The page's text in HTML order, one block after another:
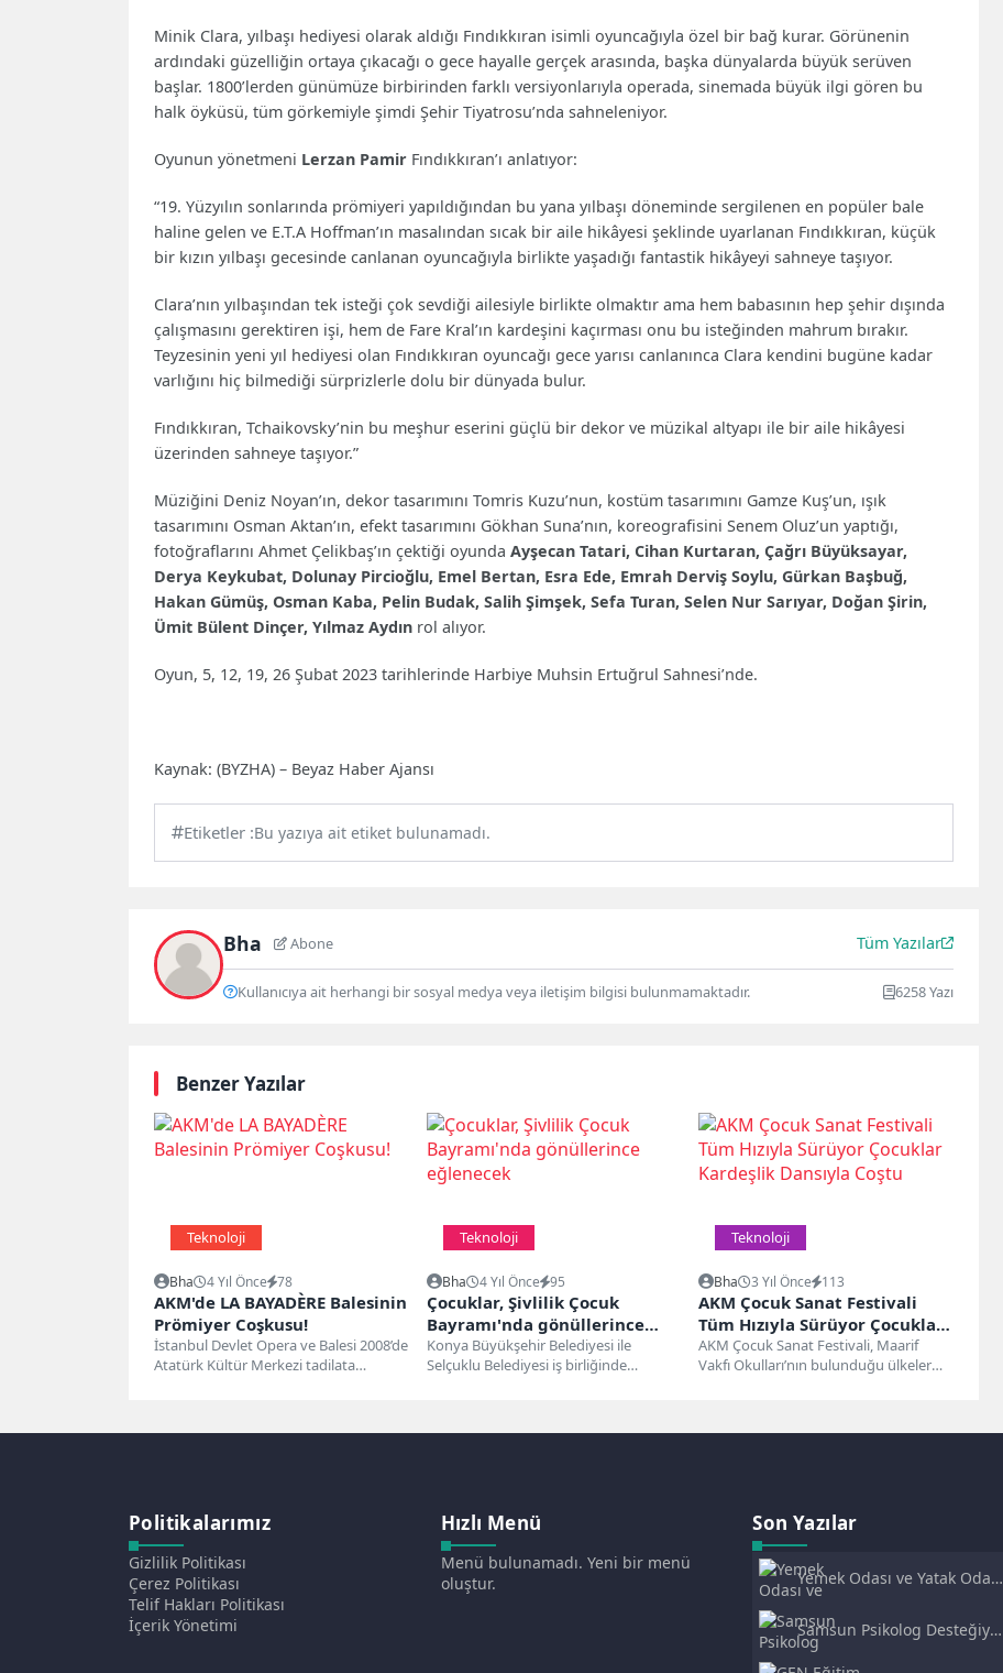
Minik Clara, yılbaşı hediyesi olarak aldığı Fındıkkıran isimli oyuncağıyla özel bir bağ kurar. Görünenin
ardındaki güzelliğin ortaya çıkacağı o gece hayalle gerçek arasında, başka dünyalarda büyük serüven
başlar. 1800’lerden günümüze birbirinden farklı versiyonlarıyla operada, sinemada büyük ilgi gören bu
halk öyküsü, tüm görkemiyle şimdi Şehir Tiyatrosu’nda sahneleniyor.
Oyunun yönetmeni Lerzan Pamir Fındıkkıran’ı anlatıyor:
“19. Yüzyılın sonlarında prömiyeri yapıldığından bu yana yılbaşı döneminde sergilenen en popüler bale
haline gelen ve E.T.A Hoffman’ın masalından sıcak bir aile hikâyesi şeklinde uyarlanan Fındıkkıran, küçük
bir kızın yılbaşı gecesinde canlanan oyuncağıyla birlikte yaşadığı fantastik hikâyeyi sahneye taşıyor.
Clara’nın yılbaşından tek isteği çok sevdiği ailesiyle birlikte olmaktır ama hem babasının hep şehir dışında
çalışmasını gerektiren işi, hem de Fare Kral’ın kardeşini kaçırması onu bu isteğinden mahrum bırakır.
Teyzesinin yeni yıl hediyesi olan Fındıkkıran oyuncağı gece yarısı canlanınca Clara kendini bugüne kadar
varlığını hiç bilmediği sürprizlerle dolu bir dünyada bulur.
Fındıkkıran, Tchaikovsky’nin bu meşhur eserini güçlü bir dekor ve müzikal altyapı ile bir aile hikâyesi
üzerinden sahneye taşıyor.”
Müziğini Deniz Noyan’ın, dekor tasarımını Tomris Kuzu’nun, kostüm tasarımını Gamze Kuş’un, ışık
tasarımını Osman Aktan’ın, efekt tasarımını Gökhan Suna’nın, koreografisini Senem Oluz’un yaptığı,
fotoğraflarını Ahmet Çelikbaş’ın çektiği oyundaAyşecan Tatari, Cihan Kurtaran, Çağrı Büyüksayar,
Derya Keykubat, Dolunay Pircioğlu, Emel Bertan, Esra Ede, Emrah Derviş Soylu, Gürkan Başbuğ,
Hakan Gümüş, Osman Kaba, Pelin Budak, Salih Şimşek, Sefa Turan, Selen Nur Sarıyar, Doğan Şirin,
Ümit Bülent Dinçer, Yılmaz Aydın rol alıyor.
Oyun, 5, 12, 19, 26 Şubat 2023 tarihlerinde Harbiye Muhsin Ertuğrul Sahnesi’nde.
Kaynak: (BYZHA) – Beyaz Haber Ajansı
Etiketler :Bu yazıya ait etiket bulunamadı.
Bha Abone Tüm Yazılar
Kullanıcıya ait herhangi bir sosyal medya veya iletişim bilgisi bulunmamaktadır. 6258 Yazı
Benzer Yazılar
Teknoloji
Bha 4 Yıl Önce 78
AKM'de LA BAYADÈRE Balesinin
Prömiyer Coşkusu!
İstanbul Devlet Opera ve Balesi 2008’de
Atatürk Kültür Merkezi tadilata
Teknoloji
Bha 4 Yıl Önce 95
Çocuklar, Şivlilik Çocuk
Bayramı'nda gönüllerince
eğlenecek
Konya Büyükşehir Belediyesi ile
Selçuklu Belediyesi iş birliğinde
Teknoloji
Bha 3 Yıl Önce 113
AKM Çocuk Sanat Festivali
Tüm Hızıyla Sürüyor Çocuklar
Kardeşlik Dansıyla Coştu
AKM Çocuk Sanat Festivali, Maarif
Vakfı Okulları’nın bulunduğu ülkeler
Politikalarımız
Gizlilik Politikası
Çerez Politikası
Telif Hakları Politikası
İçerik Yönetimi
Hızlı Menü
Menü bulunamadı. Yeni bir menü
oluştur.
Son Yazılar
Yemek Odası ve Yatak Odası
Seçiminde Uzun Yıllar
Memnun Kalmanın Püf
Noktaları
Samsun Psikolog Desteğiyle
Daha Dengeli Bir Yaşam: